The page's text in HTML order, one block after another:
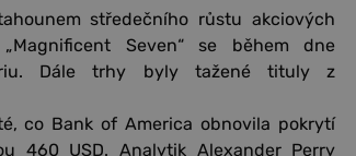
středečního růstu akciových
Seven“ se během dne
Dále trhy byly tažené tituly z
co Bank of America obnovila pokrytí
460 USD. Analytik Alexander Perry